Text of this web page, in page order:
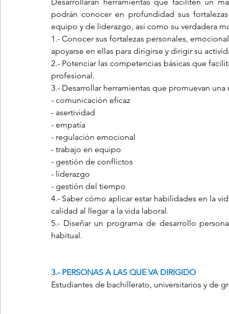
podrán conocer en profundidad sus
equipo y de liderazgo, así como su verdadera
1.- Conocer sus fortalezas personales,
apoyarse en ellas para dirigirse y dirigir su
2.- Potenciar las competencias básicas que
profesional.
3.- Desarrollar herramientas que promuevan
- comunicación eficaz
- asertividad
- empatía
- regulación emocional
- trabajo en equipo
- gestión de conflictos
- liderazgo
- gestión del tiempo
4.- Saber cómo aplicar estar habilidades en la
calidad al llegar a la vida laboral.
5.- Diseñar un programa de desarrollo
habitual.
3.- PERSONAS A LAS QUE VA DIRIGIDO
Estudiantes de bachillerato, universitarios y de